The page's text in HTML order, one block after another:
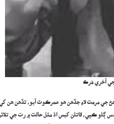
آخري مُرڪ
جي مرمت لاءِ جڏهن هو عمرڪوٽ آيو، تڏهن هن
ڪپي، قاتلن کيس اڌ مئل حالت ۾ رت جي